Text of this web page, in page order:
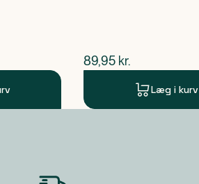
$nuværende pris
89,95 kr.
Læg i kurv